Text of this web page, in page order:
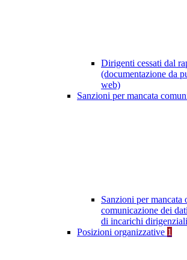
Dirigenti cessati dal
(documentazione da
web)
Sanzioni per mancata
Sanzioni per mancata
comunicazione dei
di incarichi dirigenziali
Posizioni organizzative 1